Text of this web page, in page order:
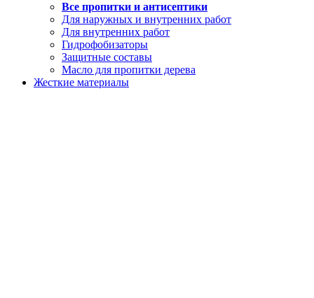
Все пропитки и антисептики
Для наружных и внутренних работ
Для внутренних работ
Гидрофобизаторы
Защитные составы
Масло для пропитки дерева
Жесткие материалы